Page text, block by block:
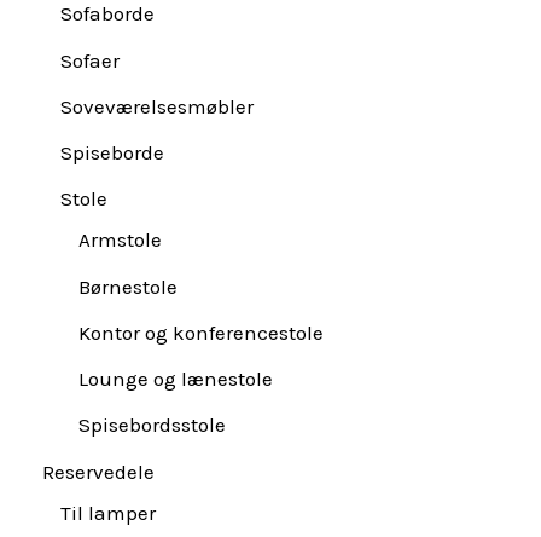
Sofaborde
Sofaer
Soveværelsesmøbler
Spiseborde
Stole
Armstole
Børnestole
Kontor og konferencestole
Lounge og lænestole
Spisebordsstole
Reservedele
Til lamper